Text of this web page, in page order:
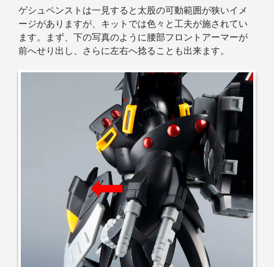
ゲシュペンストは一見すると太股の可動範囲が狭いイメ
ージがありますが、キットでは色々と工夫が施されてい
ます。まず、下の写真のように腰部フロントアーマーが
前へせり出し、さらに左右へ捻ることも出来ます。